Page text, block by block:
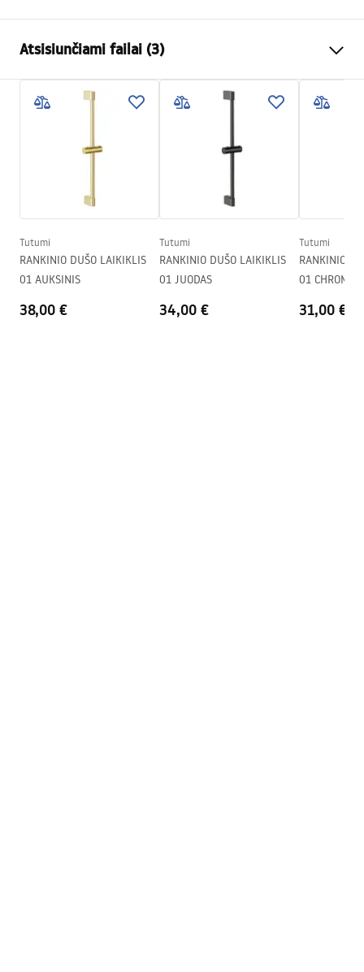
Medžiaga
Baterijos Tipas
Vienos rankenos
Montavimo būdas
Paviršinis montavimas
Slėgio reguliavimas
Taip
Anti-Calc sistema
Taip
Jungčių atstumas
150
Atsisiunčiami failai (3)
Saugos informacija
Warranty_Terms_and_Conditions_Faucets_-_5.pdf
Surinkimo instrukcija
Tutumi
RANKINIO DUŠO LAIKIKLIS
01 AUKSINIS
38,00 €
Tutumi
RANKINIO DUŠO LAIKIKLIS
01 JUODAS
34,00 €
Tutumi
RANKINIO
01 CHROMAS
31,00 €